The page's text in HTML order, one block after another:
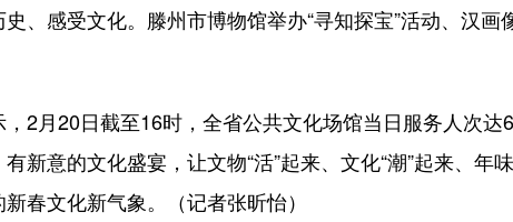
、感受文化。滕州市博物馆举办“寻知探宝”活动、汉
月20日截至16时，全省公共文化场馆当日服务人次达
新意的文化盛宴，让文物“活”起来、文化“潮”起来、年
春文化新气象。（记者张昕怡）